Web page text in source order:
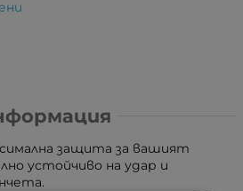
защита за вашият
устойчиво на удар и